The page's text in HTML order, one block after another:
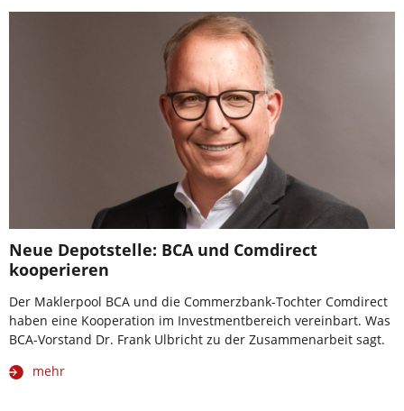
Neue Depotstelle: BCA und Comdirect
kooperieren
Der Maklerpool BCA und die Commerzbank-Tochter Comdirect
haben eine Kooperation im Investmentbereich vereinbart. Was
BCA-Vorstand Dr. Frank Ulbricht zu der Zusammenarbeit sagt.
mehr